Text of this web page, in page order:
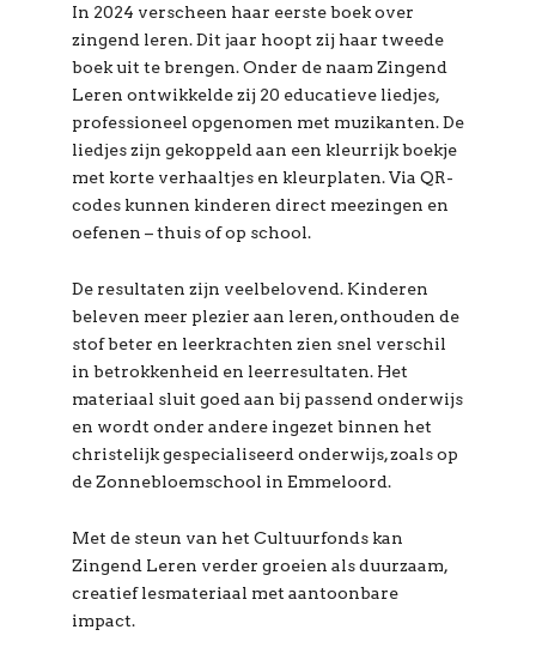
In 2024 verscheen haar eerste boek over
zingend leren. Dit jaar hoopt zij haar tweede
boek uit te brengen. Onder de naam Zingend
Leren ontwikkelde zij 20 educatieve liedjes,
professioneel opgenomen met muzikanten. De
liedjes zijn gekoppeld aan een kleurrijk boekje
met korte verhaaltjes en kleurplaten. Via QR-
codes kunnen kinderen direct meezingen en
oefenen – thuis of op school.
De resultaten zijn veelbelovend. Kinderen
beleven meer plezier aan leren, onthouden de
stof beter en leerkrachten zien snel verschil
in betrokkenheid en leerresultaten. Het
materiaal sluit goed aan bij passend onderwijs
en wordt onder andere ingezet binnen het
christelijk gespecialiseerd onderwijs, zoals op
de Zonnebloemschool in Emmeloord.
Met de steun van het Cultuurfonds kan
Zingend Leren verder groeien als duurzaam,
creatief lesmateriaal met aantoonbare
impact.